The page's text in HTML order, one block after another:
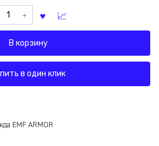
В корзину
в один клик
EMF ARMOR